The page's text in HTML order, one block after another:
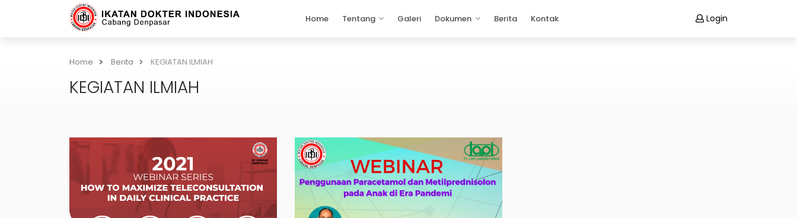
Home Tentang Galeri Dokumen Berita Kontak Login
Home Berita KEGIATAN ILMIAH
KEGIATAN ILMIAH